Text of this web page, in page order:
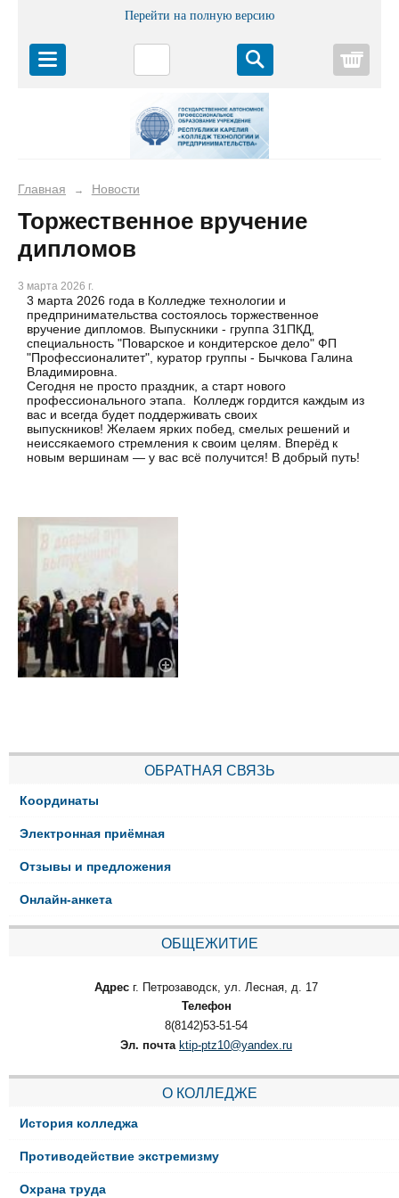
Перейти на полную версию
Главная → Новости
Торжественное вручение
дипломов
3 марта 2026 г.
3 марта 2026 года в Колледже технологии и
предпринимательства состоялось торжественное
вручение дипломов. Выпускники - группа 31ПКД,
специальность "Поварское и кондитерское дело" ФП
"Профессионалитет", куратор группы - Бычкова Галина
Владимировна.
Сегодня не просто праздник, а старт нового
профессионального этапа. Колледж гордится каждым из
вас и всегда будет поддерживать своих
выпускников! Желаем ярких побед, смелых решений и
неиссякаемого стремления к своим целям. Вперёд к
новым вершинам — у вас всё получится! В добрый путь!
ОБРАТНАЯ СВЯЗЬ
Координаты
Электронная приёмная
Отзывы и предложения
Онлайн-анкета
ОБЩЕЖИТИЕ
Адрес г. Петрозаводск, ул. Лесная, д. 17
Телефон
8(8142)53-51-54
Эл. почта ktip-ptz10@yandex.ru
О КОЛЛЕДЖЕ
История колледжа
Противодействие экстремизму
Охрана труда